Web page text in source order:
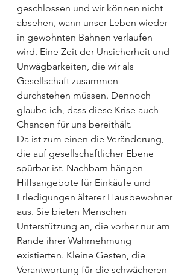
geschlossen und wir können nicht
absehen, wann unser Leben wieder
in gewohnten Bahnen verlaufen
wird. Eine Zeit der Unsicherheit und
Unwägbarkeiten, die wir als
Gesellschaft zusammen
durchstehen müssen. Dennoch
glaube ich, dass diese Krise auch
Chancen für uns bereithält.
Da ist zum einen die Veränderung,
die auf gesellschaftlicher Ebene
spürbar ist. Nachbarn hängen
Hilfsangebote für Einkäufe und
Erledigungen älterer Hausbewohner
aus. Sie bieten Menschen
Unterstützung an, die vorher nur am
Rande ihrer Wahrnehmung
existierten. Kleine Gesten, die
Verantwortung für die schwächeren